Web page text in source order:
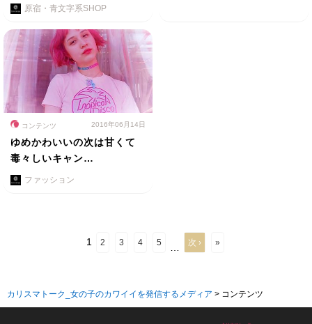
原宿・青文字系SHOP
コンテンツ 2016年06月14日
ゆめかわいいの次は甘くて
毒々しいキャン…
ファッション
1 2 3 4 5 次 › »
カリスマトーク_女の子のカワイイを発信するメディア > コンテンツ